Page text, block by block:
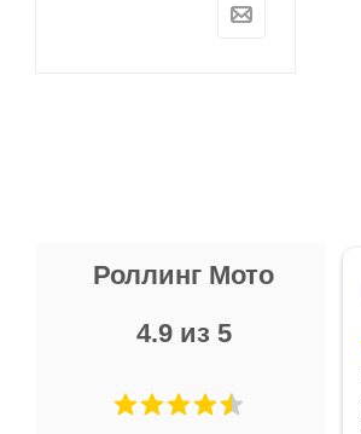
Роллинг Мото
4.9 из 5
Не понравились условия
и дают только на год)